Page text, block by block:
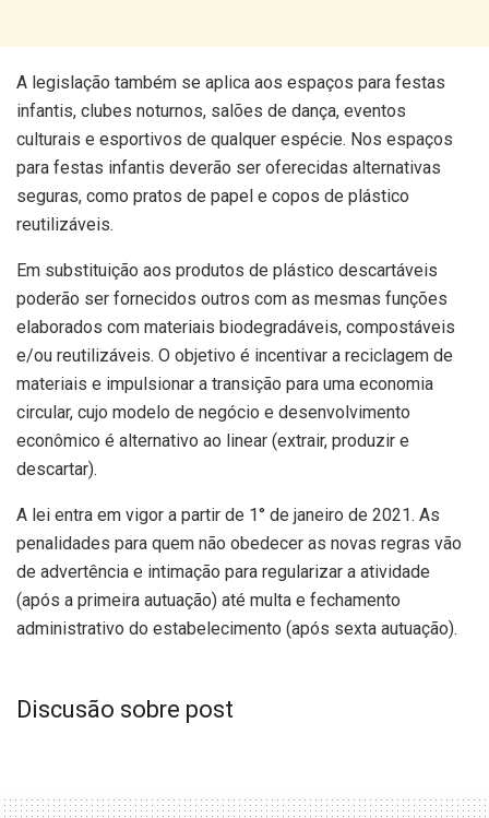
A legislação também se aplica aos espaços para festas
infantis, clubes noturnos, salões de dança, eventos
culturais e esportivos de qualquer espécie. Nos espaços
para festas infantis deverão ser oferecidas alternativas
seguras, como pratos de papel e copos de plástico
reutilizáveis.
Em substituição aos produtos de plástico descartáveis
poderão ser fornecidos outros com as mesmas funções
elaborados com materiais biodegradáveis, compostáveis
e/ou reutilizáveis. O objetivo é incentivar a reciclagem de
materiais e impulsionar a transição para uma economia
circular, cujo modelo de negócio e desenvolvimento
econômico é alternativo ao linear (extrair, produzir e
descartar).
A lei entra em vigor a partir de 1° de janeiro de 2021. As
penalidades para quem não obedecer as novas regras vão
de advertência e intimação para regularizar a atividade
(após a primeira autuação) até multa e fechamento
administrativo do estabelecimento (após sexta autuação).
Discusão sobre post